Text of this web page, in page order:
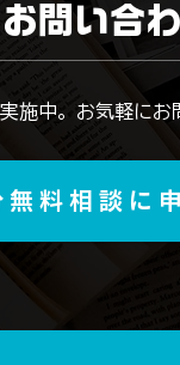
お問い合
施中。お気軽にお
料相談に